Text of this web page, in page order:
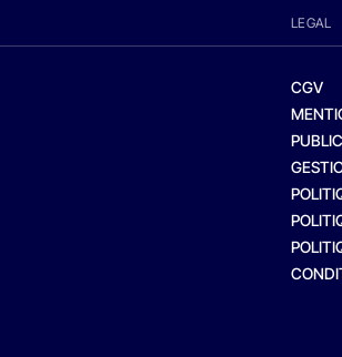
LEGAL
CGV